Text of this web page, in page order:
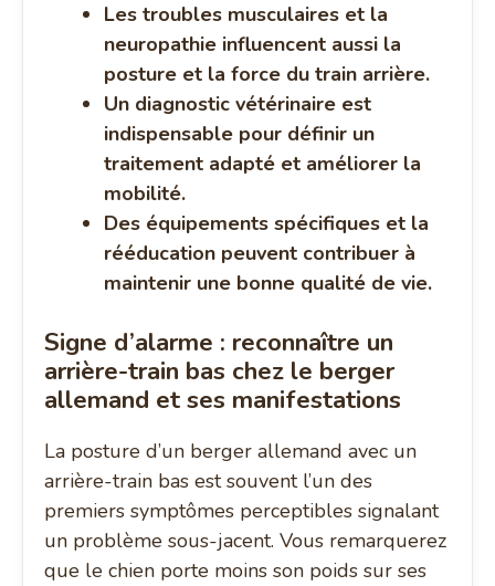
Les troubles musculaires et la
neuropathie influencent aussi la
posture et la force du train arrière.
Un diagnostic vétérinaire est
indispensable pour définir un
traitement adapté et améliorer la
mobilité.
Des équipements spécifiques et la
rééducation peuvent contribuer à
maintenir une bonne qualité de vie.
Signe d’alarme : reconnaître un
arrière-train bas chez le berger
allemand et ses manifestations
La posture d’un berger allemand avec un
arrière-train bas est souvent l’un des
premiers symptômes perceptibles signalant
un problème sous-jacent. Vous remarquerez
que le chien porte moins son poids sur ses